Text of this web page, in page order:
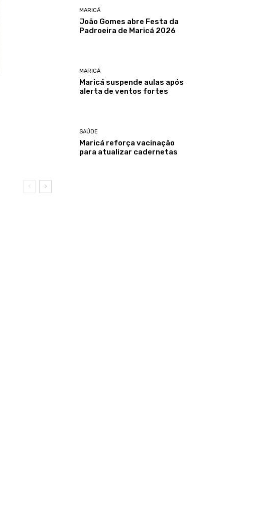
MARICÁ
João Gomes abre Festa da
Padroeira de Maricá 2026
MARICÁ
Maricá suspende aulas após
alerta de ventos fortes
SAÚDE
Maricá reforça vacinação
para atualizar cadernetas